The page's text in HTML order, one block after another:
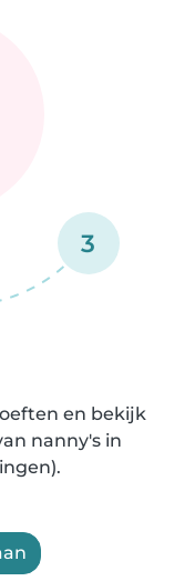
3
en bekijk
nanny's in